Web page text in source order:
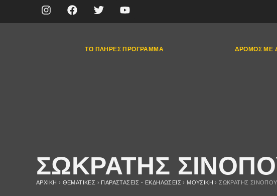
ΤΟ ΠΛΉΡΕΣ ΠΡΌΓΡΑΜΜΑ ΔΡΌΜΟΣ ΜΕ
ΣΩΚΡΑΤΗΣ
ΑΡΧΙΚΉ › ΘΕΜΑΤΙΚΈΣ › ΠΑΡΑΣΤΆΣΕΙΣ - ΕΚΔΗΛΏΣΕΙΣ › ΜΟΥΣΙΚΉ ›ΣΩΚΡΑΤΗΣ